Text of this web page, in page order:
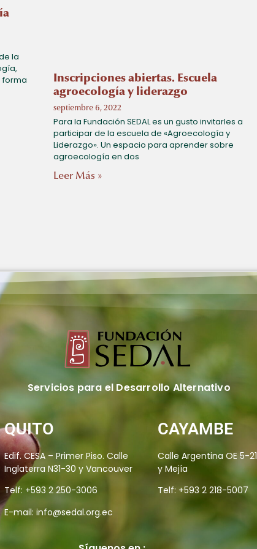
la
forma
Inscripciones abiertas. Escuela
agroecología y liderazgo
septiembre 6, 2022
Para la Fundación SEDAL es un gusto invitarles a
participar de la escuela de «Agroecología y
Liderazgo». Un espacio para aprender sobre
agroecología en dos
Leer Más »
Servicios para el Desarrollo Alternativo
QUITO
Edif. CESA – Primer Piso. Calle
Inglaterra N31-30 y Vancouver
Telf: +593 2 250-3006
E-mail:info@sedal.org.ec
CAYAMBE
Calle Argentina OE 5-21
y Mejía
Telf: +593 2 218-5007